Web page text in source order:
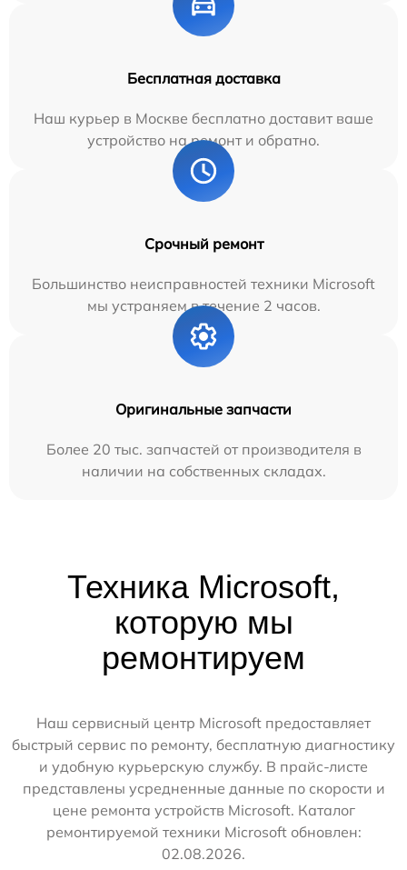
Бесплатная доставка
Наш курьер в Москве бесплатно доставит ваше
устройство на ремонт и обратно.
Срочный ремонт
Большинство неисправностей техники Microsoft
мы устраняем в течение 2 часов.
Оригинальные запчасти
Более 20 тыс. запчастей от производителя в
наличии на собственных складах.
Техника Microsoft,
которую мы
ремонтируем
Наш сервисный центр Microsoft предоставляет
быстрый сервис по ремонту, бесплатную диагностику
и удобную курьерскую службу. В прайс-листе
представлены усредненные данные по скорости и
цене ремонта устройств Microsoft. Каталог
ремонтируемой техники Microsoft обновлен:
02.08.2026.